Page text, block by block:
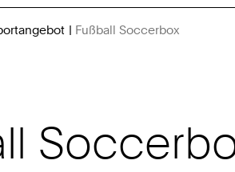
Fußball Soccerbox